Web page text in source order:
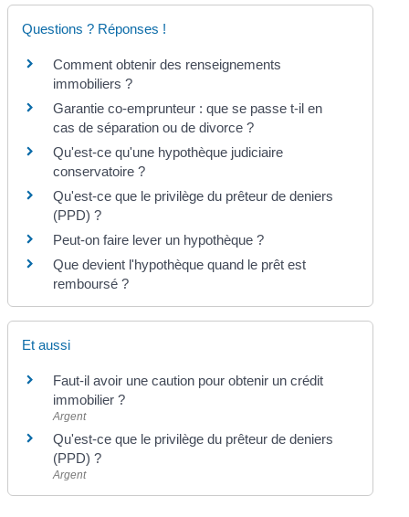
Questions ? Réponses !
Comment obtenir des renseignements
immobiliers ?
Garantie co-emprunteur : que se passe t-il en
cas de séparation ou de divorce ?
Qu'est-ce qu'une hypothèque judiciaire
conservatoire ?
Qu'est-ce que le privilège du prêteur de deniers
(PPD) ?
Peut-on faire lever un hypothèque ?
Que devient l'hypothèque quand le prêt est
remboursé ?
Et aussi
Faut-il avoir une caution pour obtenir un crédit
immobilier ?
Argent
Qu'est-ce que le privilège du prêteur de deniers
(PPD) ?
Argent